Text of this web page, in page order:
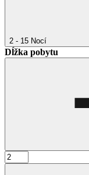
2 - 15 Nocí
Dĺžka pobytu